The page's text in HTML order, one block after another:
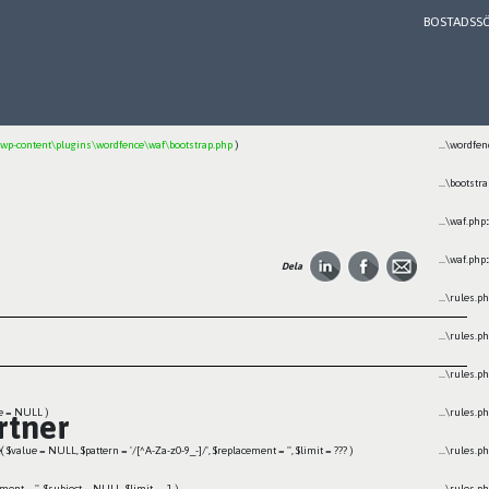
content\plugins\wordfence\waf\bootstrap.php)
...\waf.php:
...\waf.php:
= NULL )
$value = NULL $pattern = '/[^A-Za-z0-9_-]/' $replacement = '' $limit = ??? )
Dela